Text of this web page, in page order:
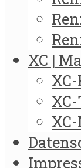
XC |